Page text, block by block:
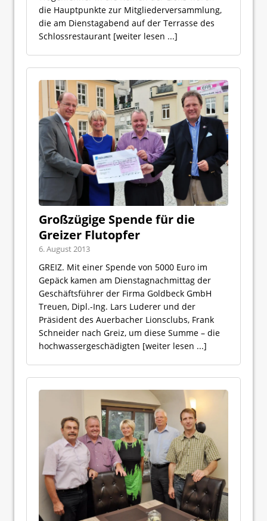
die Hauptpunkte zur Mitgliederversammlung,
die am Dienstagabend auf der Terrasse des
Schlossrestaurant [weiter lesen ...]
Großzügige Spende für die
Greizer Flutopfer
6. August 2013
GREIZ. Mit einer Spende von 5000 Euro im
Gepäck kamen am Dienstagnachmittag der
Geschäftsführer der Firma Goldbeck GmbH
Treuen, Dipl.-Ing. Lars Luderer und der
Präsident des Auerbacher Lionsclubs, Frank
Schneider nach Greiz, um diese Summe – die
hochwassergeschädigten [weiter lesen ...]